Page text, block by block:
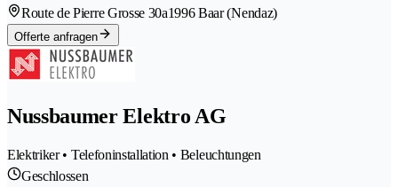
Route de Pierre Grosse 30a1996 Baar (Nendaz)
Offerte anfragen
Nussbaumer Elektro AG
Elektriker • Telefoninstallation • Beleuchtungen
Geschlossen